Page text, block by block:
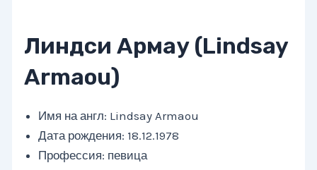
Линдси Армау (Lindsay
Armaou)
Имя на англ: Lindsay Armaou
Дата рождения: 18.12.1978
Профессия: певица